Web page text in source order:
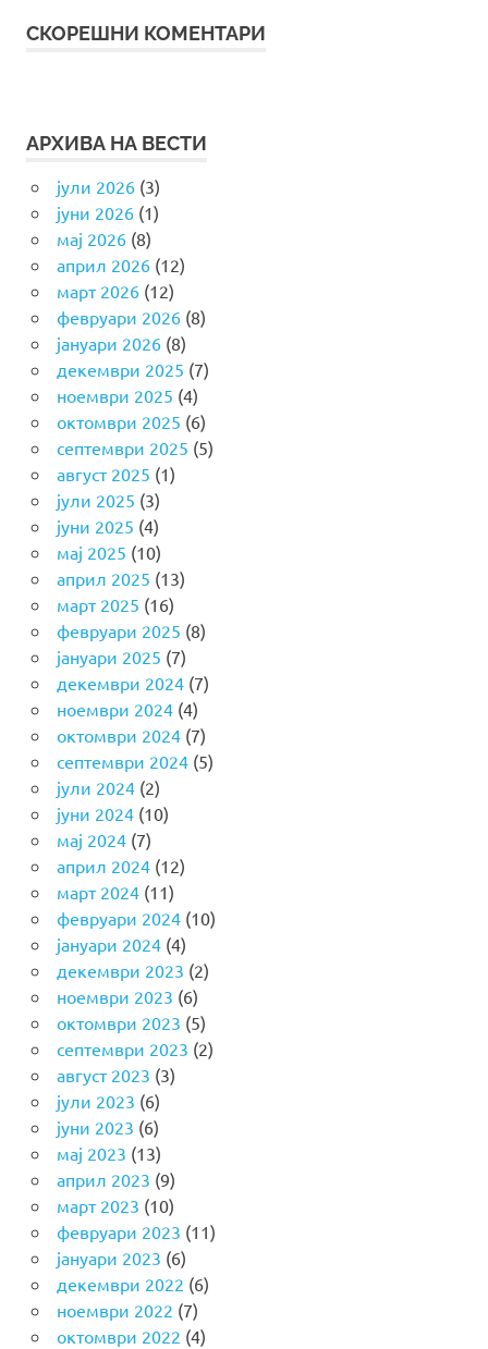
СКОРЕШНИ КОМЕНТАРИ
АРХИВА НА ВЕСТИ
јули 2026(3)
јуни 2026(1)
мај 2026(8)
април 2026(12)
март 2026(12)
февруари 2026(8)
јануари 2026(8)
декември 2025 (7)
ноември 2025 (4)
октомври 2025 (6)
септември 2025 (5)
август 2025 (1)
јули 2025 (3)
јуни 2025 (4)
мај 2025 (10)
април 2025 (13)
март 2025 (16)
февруари 2025 (8)
јануари 2025 (7)
декември 2024(7)
ноември 2024(4)
октомври 2024(7)
септември 2024(5)
јули 2024(2)
јуни 2024(10)
мај 2024(7)
април 2024(12)
март 2024(11)
февруари 2024(10)
јануари 2024(4)
декември 2023 (2)
ноември 2023 (6)
октомври 2023 (5)
септември 2023 (2)
август 2023 (3)
јули 2023 (6)
јуни 2023 (6)
мај 2023 (13)
април 2023 (9)
март 2023 (10)
февруари 2023 (11)
јануари 2023 (6)
декември 2022 (6)
ноември 2022 (7)
октомври 2022 (4)